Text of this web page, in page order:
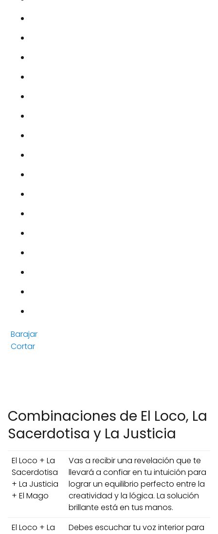
Barajar
Cortar
Combinaciones de El Loco, La
Sacerdotisa y La Justicia
El Loco + La
Sacerdotisa
+ La Justicia
+ El Mago
Vas a recibir una revelación que te
llevará a confiar en tu intuición para
lograr un equilibrio perfecto entre la
creatividad y la lógica. La solución
brillante está en tus manos.
El Loco + La
Debes escuchar tu voz interior para